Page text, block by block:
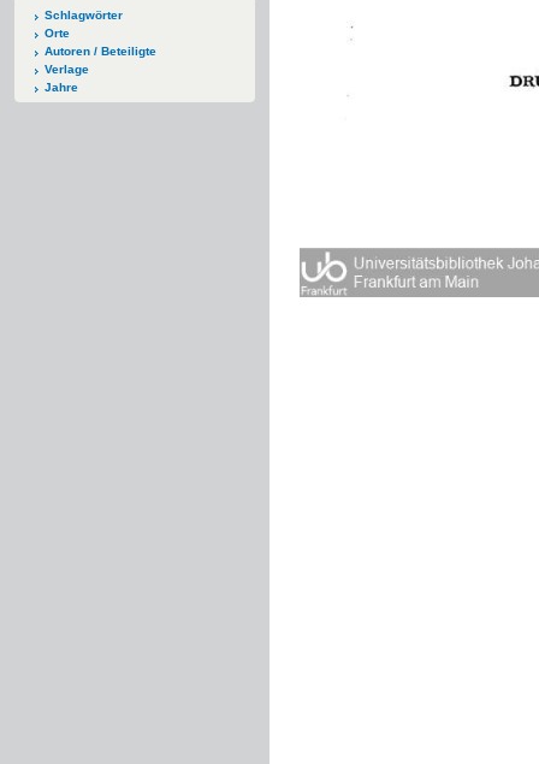
Schlagwörter
Orte
Autoren / Beteiligte
Verlage
Jahre